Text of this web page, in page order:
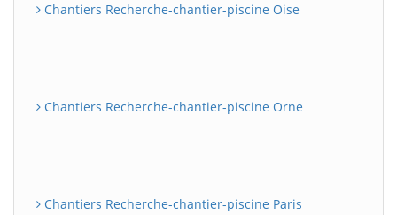
Chantiers Recherche-chantier-piscine Oise
Chantiers Recherche-chantier-piscine Orne
Chantiers Recherche-chantier-piscine Paris